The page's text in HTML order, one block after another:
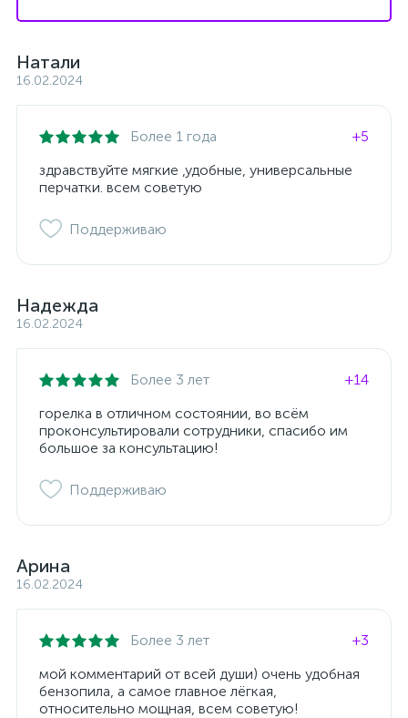
Натали
16.02.2024
Более 1 года
+5
здравствуйте мягкие ,удобные, универсальные
перчатки. всем советую
Поддерживаю
Надежда
16.02.2024
Более 3 лет
+14
горелка в отличном состоянии, во всём
проконсультировали сотрудники, спасибо им
большое за консультацию!
Поддерживаю
Арина
16.02.2024
Более 3 лет
+3
мой комментарий от всей души) очень удобная
бензопила, а самое главное лёгкая,
относительно мощная, всем советую!